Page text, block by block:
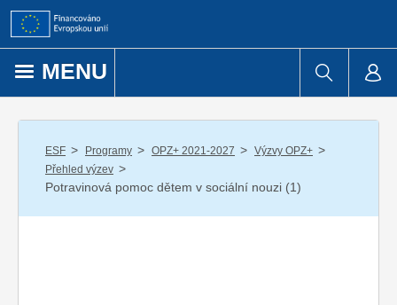
Přejít k obsahu
MENU
ESF / Programy / OPZ+ 2021-2027 / Výzvy OPZ+ /
Přehled výzev /
Potravinová pomoc dětem v sociální nouzi (1)